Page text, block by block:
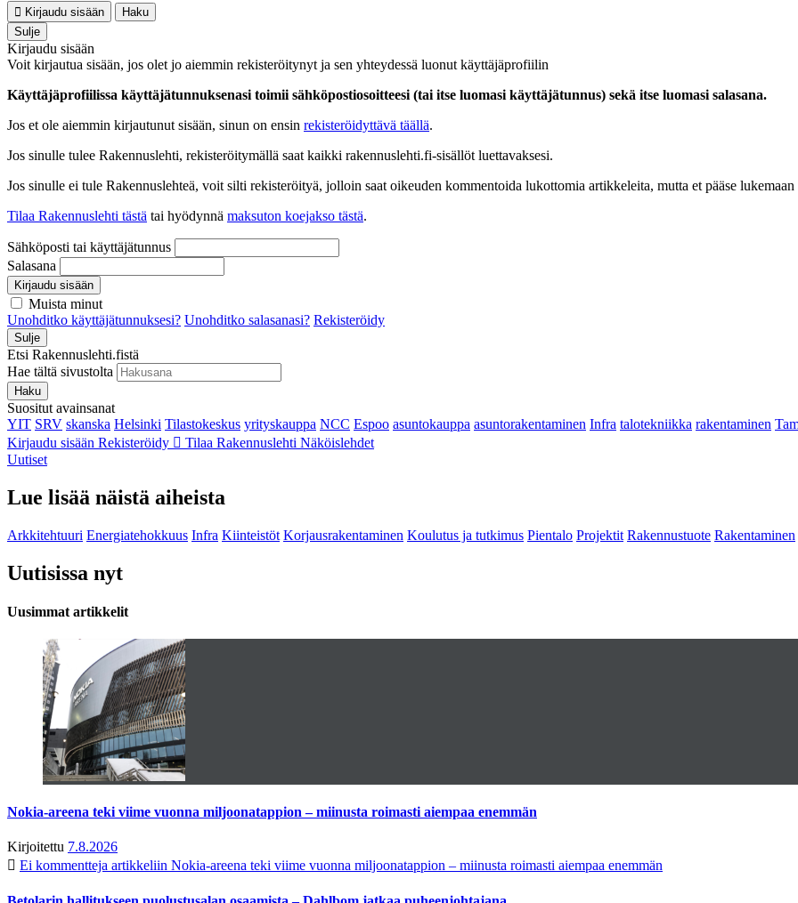
Kirjaudu sisään
Haku
Sulje
Kirjaudu sisään
Voit kirjautua sisään, jos olet jo aiemmin rekisteröitynyt ja sen yhteydessä luonut käyttäjäprofiilin
Käyttäjäprofiilissa käyttäjätunnuksenasi toimii sähköpostiosoitteesi (tai itse luomasi käyttäjätunnus) sekä itse luomasi salasana.
Jos et ole aiemmin kirjautunut sisään, sinun on ensin rekisteröidyttävä täällä.
Jos sinulle tulee Rakennuslehti, rekisteröitymällä saat kaikki rakennuslehti.fi-sisällöt luettavaksesi.
Jos sinulle ei tule Rakennuslehteä, voit silti rekisteröityä, jolloin saat oikeuden kommentoida lukottomia artikkeleita, mutta et pääse
Tilaa Rakennuslehti tästä tai hyödynnä maksuton koejakso tästä.
Sähköposti tai käyttäjätunnus
Salasana
Kirjaudu sisään
Muista minut
Unohditko käyttäjätunnuksesi? Unohditko salasanasi? Rekisteröidy
Sulje
Etsi Rakennuslehti.fistä
Hae tältä sivustolta
Haku
Suositut avainsanat
YIT SRV skanska Helsinki Tilastokeskus yrityskauppa NCC Espoo asuntokauppa asuntorakentaminen Infra talotekniikka rakentaminen
Kirjaudu sisään Rekisteröidy Tilaa Rakennuslehti Näköislehdet
Uutiset
Lue lisää näistä aiheista
Arkkitehtuuri Energiatehokkuus Infra Kiinteistöt Korjausrakentaminen Koulutus ja tutkimus Pientalo Projektit Rakennustuote Rakentaminen
Uutisissa nyt
Uusimmat artikkelit
Nokia-areena teki viime vuonna miljoonatappion – miinusta roimasti aiempaa enemmän
Kirjoitettu 7.8.2026
Ei kommentteja artikkeliin Nokia-areena teki viime vuonna miljoonatappion – miinusta roimasti aiempaa enemmän